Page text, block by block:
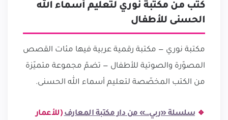
كتب من مكتبة نوري لتعليم أسماء الله
الحسنى للأطفال
مكتبة نوري — مكتبة رقمية عربية فيها مئات القصص
المصوّرة والصوتية للأطفال — تضمّ مجموعة متميّزة
من الكتب المخصّصة لتعليم أسماء الله الحسنى.
🔹 سلسلة «ربي…» من دار مكتبة المعارف(للأعمار